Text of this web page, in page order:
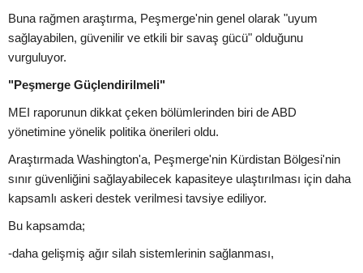
Buna rağmen araştırma, Peşmerge'nin genel olarak "uyum
sağlayabilen, güvenilir ve etkili bir savaş gücü" olduğunu
vurguluyor.
"Peşmerge Güçlendirilmeli"
MEI raporunun dikkat çeken bölümlerinden biri de ABD
yönetimine yönelik politika önerileri oldu.
Araştırmada Washington'a, Peşmerge'nin Kürdistan Bölgesi'nin
sınır güvenliğini sağlayabilecek kapasiteye ulaştırılması için daha
kapsamlı askeri destek verilmesi tavsiye ediliyor.
Bu kapsamda;
-daha gelişmiş ağır silah sistemlerinin sağlanması,